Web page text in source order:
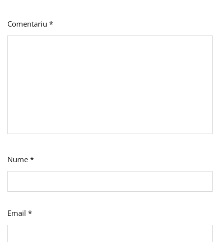
Comentariu *
Nume *
Email *